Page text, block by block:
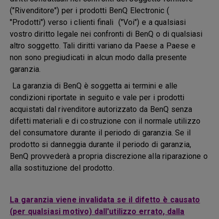
("Rivenditore") per i prodotti BenQ Electronic (
"Prodotti") verso i clienti finali ("Voi") e a qualsiasi
vostro diritto legale nei confronti di BenQ o di qualsiasi
altro soggetto. Tali diritti variano da Paese a Paese e
non sono pregiudicati in alcun modo dalla presente
garanzia.
La garanzia di BenQ è soggetta ai termini e alle
condizioni riportate in seguito e vale per i prodotti
acquistati dal rivenditore autorizzato da BenQ senza
difetti materiali e di costruzione con il normale utilizzo
del consumatore durante il periodo di garanzia. Se il
prodotto si danneggia durante il periodo di garanzia,
BenQ provvederà a propria discrezione alla riparazione o
alla sostituzione del prodotto.
La garanzia viene invalidata se il difetto è causato
(per qualsiasi motivo) dall'utilizzo errato, dalla